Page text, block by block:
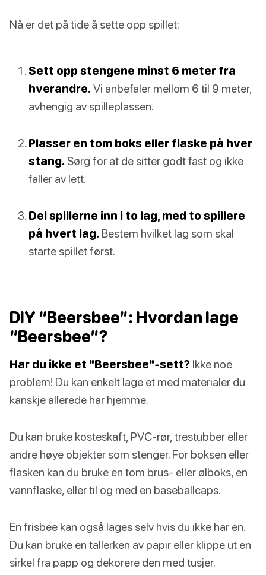
Nå er det på tide å sette opp spillet:
Sett opp stengene minst 6 meter fra
hverandre. Vi anbefaler mellom 6 til 9 meter,
avhengig av spilleplassen.
Plasser en tom boks eller flaske på hver
stang. Sørg for at de sitter godt fast og ikke
faller av lett.
Del spillerne inn i to lag, med to spillere
på hvert lag. Bestem hvilket lag som skal
starte spillet først.
DIY “Beersbee”: Hvordan lage
“Beersbee”?
Har du ikke et "Beersbee"-sett? Ikke noe
problem! Du kan enkelt lage et med materialer du
kanskje allerede har hjemme.
Du kan bruke kosteskaft, PVC-rør, trestubber eller
andre høye objekter som stenger. For boksen eller
flasken kan du bruke en tom brus- eller ølboks, en
vannflaske, eller til og med en baseballcaps.
En frisbee kan også lages selv hvis du ikke har en.
Du kan bruke en tallerken av papir eller klippe ut en
sirkel fra papp og dekorere den med tusjer.